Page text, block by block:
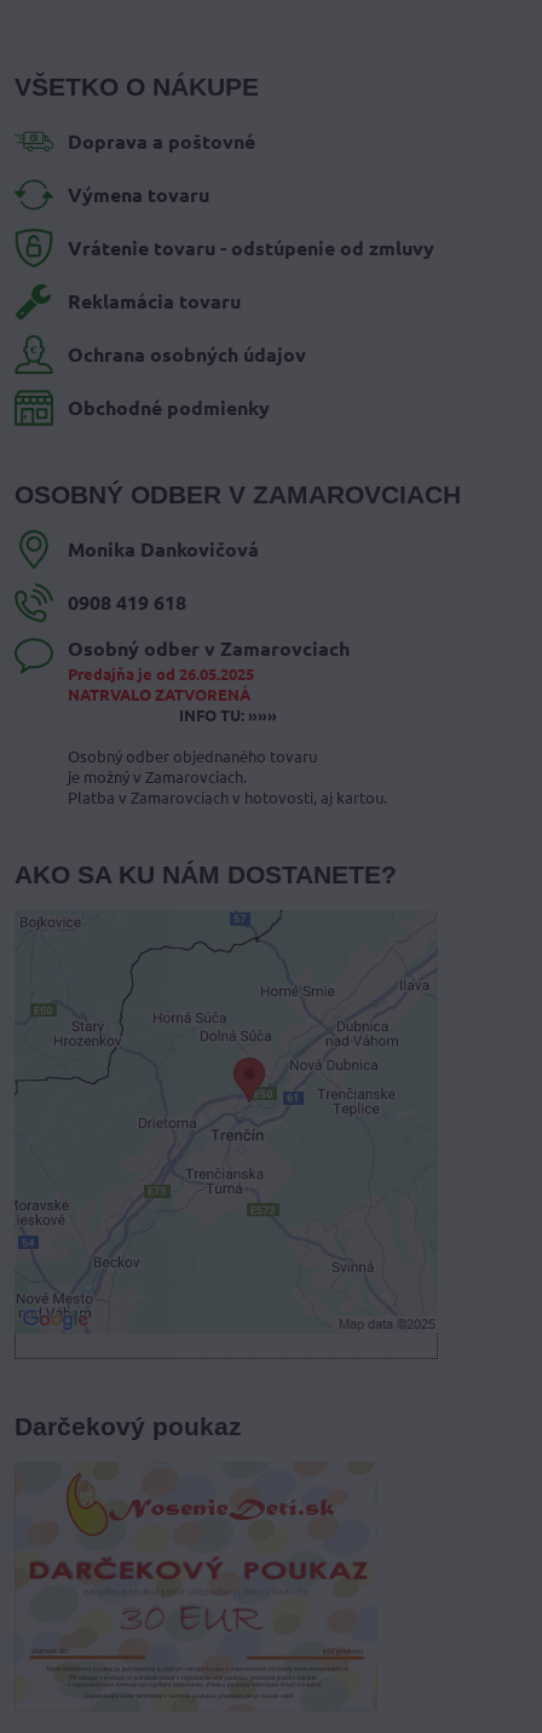
VŠETKO O NÁKUPE
Doprava a poštovné
Výmena tovaru
Vrátenie tovaru - odstúpenie od zmluvy
Reklamácia tovaru
Ochrana osobných údajov
Obchodné podmienky
OSOBNÝ ODBER V ZAMAROVCIACH
Monika Dankovičová
0908 419 618
Osobný odber v Zamarovciach
Predajňa je od 26.05.2025
NATRVALO ZATVORENÁ
INFO TU: »»»
Osobný odber objednaného tovaru
je možný v Zamarovciach.
Platba v Zamarovciach v hotovosti, aj kartou.
AKO SA KU NÁM DOSTANETE?
Externý obsah je blokovaný
Voľbami súkromia
Prajete si načítať externý obsah?
Povoliť tentokrát
Povoliť a zapamätať - súhlas s druhom
cookie: Funkčné
Darčekový poukaz